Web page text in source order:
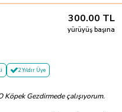
300.00 TL
yürüyüş başına
2 Yıldır Üye
Köpek Gezdirmede çalışıyorum.